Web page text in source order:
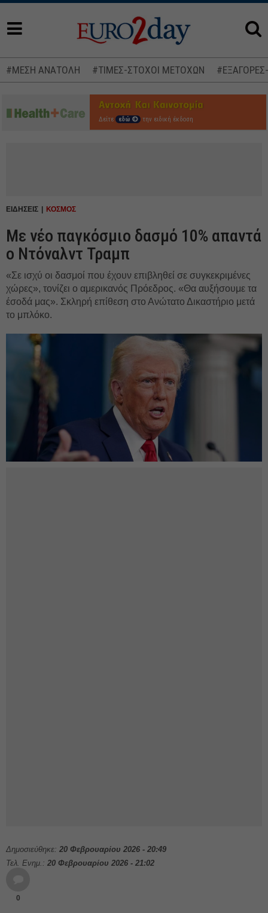
#ΜΕΣΗ ΑΝΑΤΟΛΗ #ΤΙΜΕΣ-ΣΤΟΧΟΙ ΜΕΤΟΧΩΝ
Δείτε εδώ την ειδική έκδοση
ΕΙΔΗΣΕΙΣ ΚΟΣΜΟΣ
Με νέο παγκόσμιο δασμό 10% απαντά
ο Ντόναλντ Τραμπ
«Σε ισχύ οι δασμοί που έχουν επιβληθεί σε συγκεκριμένες
χώρες», τονίζει ο αμερικανός Πρόεδρος. «Θα αυξήσουμε τα
έσοδά μας». Σκληρή επίθεση στο Ανώτατο Δικαστήριο μετά
το μπλόκο.
Δημοσιεύθηκε: 20 Φεβρουαρίου 2026 - 20:49
Τελ. Ενημ.: 20 Φεβρουαρίου 2026 - 21:02
0